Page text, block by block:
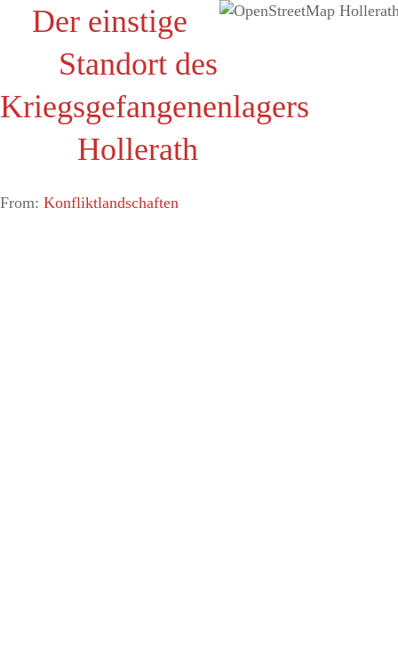
Der einstige
Standort des
Kriegsgefangenenlagers
Hollerath
From: Konfliktlandschaften